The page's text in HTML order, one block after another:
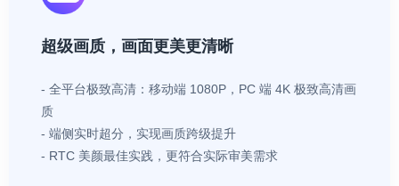
超级画质，画面更美更清晰
- 全平台极致高清：移动端 1080P，PC 端 4K 极致高清画
质
- 端侧实时超分，实现画质跨级提升
- RTC 美颜最佳实践，更符合实际审美需求